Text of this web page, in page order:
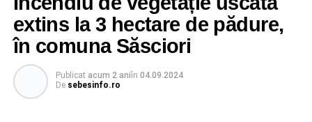
extins la 3 hectare de pădure,
în comuna Săsciori
Publicat acum 2 aniîn 04.09.2024
De sebesinfo.ro